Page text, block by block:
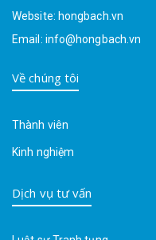
Website: hongbach.vn
Email: info@hongbach.vn
Về chúng tôi
Thành viên
Kinh nghiệm
Dịch vụ tư vấn